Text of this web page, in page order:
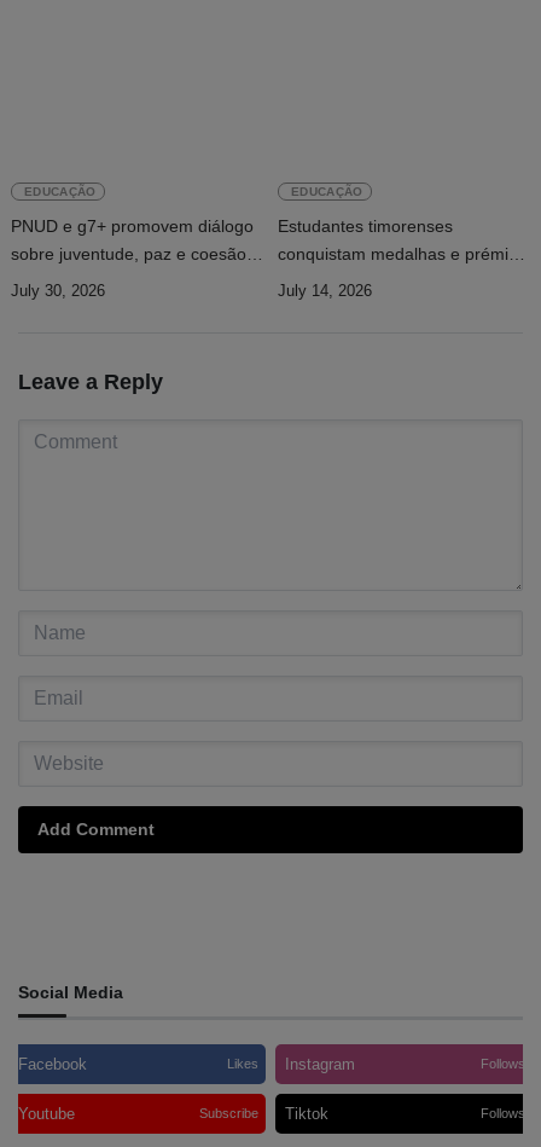
EDUCAÇÃO
PNUD e g7+ promovem diálogo
sobre juventude, paz e coesão
social em Timor-Leste
July 30, 2026
EDUCAÇÃO
Estudantes timorenses
conquistam medalhas e prémios
de excelência em competição
July 14, 2026
Leave a Reply
Add Comment
Social Media
Facebook Likes Instagram Follows
Youtube Subscribe Tiktok Follows